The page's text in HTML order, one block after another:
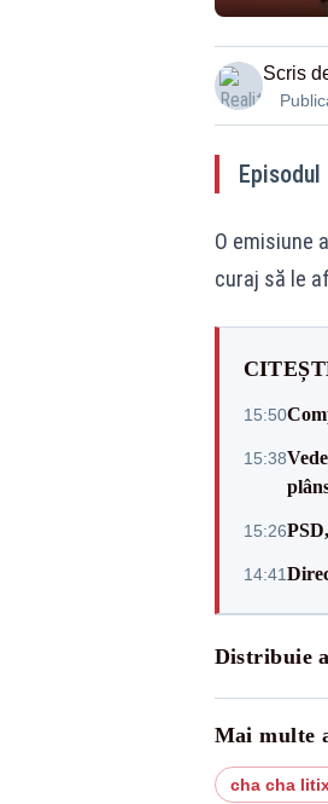
Scris
Episodul
O emisiune
curaj să le
15:50
15:38
15:26
14:41
Distribuie
Mai multe
cha cha